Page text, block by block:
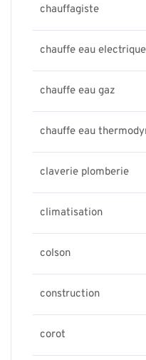
chauffagiste
chauffe eau electrique
chauffe eau gaz
chauffe eau
claverie plomberie
climatisation
colson
construction
corot